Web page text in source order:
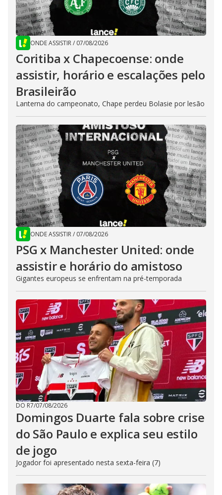
ONDE ASSISTIR/ 07/08/2026
Coritiba x Chapecoense: onde
assistir, horário e escalações pelo
Brasileirão
Lanterna do campeonato, Chape perdeu Bolasie por lesão
ONDE ASSISTIR/ 07/08/2026
PSG x Manchester United: onde
assistir e horário do amistoso
Gigantes europeus se enfrentam na pré-temporada
DO R7/07/08/2026
Domingos Duarte fala sobre crise
do São Paulo e explica seu estilo
de jogo
Jogador foi apresentado nesta sexta-feira (7)